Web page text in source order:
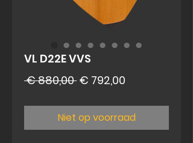
VL D22E VVS
€ 880,00 Normale
€ 792,00
Niet op voorraad